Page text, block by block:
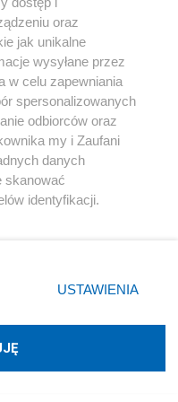
końcu pochodu
wszelkich sił
oraz
jak unikalne
wysyłane przez
w celu zapewniania
spersonalizowanych
odbiorców oraz
my i Zaufani
danych
skanować
identyfikacji.
ustawień prywatności
strony
wymagają zgody
się takiemu
USTAWIENIA